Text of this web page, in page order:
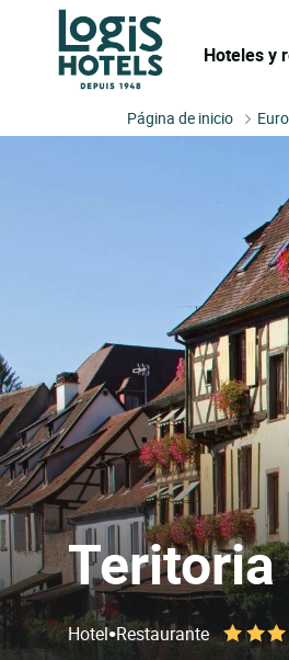
Hoteles y
Página de inicio
Hotel•Restaurante